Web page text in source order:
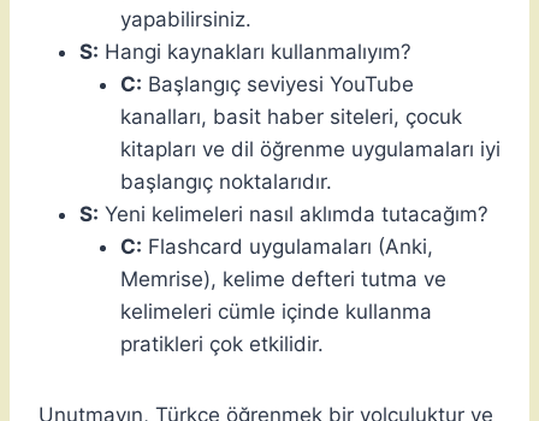
yapabilirsiniz.
S: Hangi kaynakları kullanmalıyım?
C: Başlangıç seviyesi YouTube
kanalları, basit haber siteleri, çocuk
kitapları ve dil öğrenme uygulamaları iyi
başlangıç noktalarıdır.
S: Yeni kelimeleri nasıl aklımda tutacağım?
C: Flashcard uygulamaları (Anki,
Memrise), kelime defteri tutma ve
kelimeleri cümle içinde kullanma
pratikleri çok etkilidir.
Unutmayın, Türkçe öğrenmek bir yolculuktur ve